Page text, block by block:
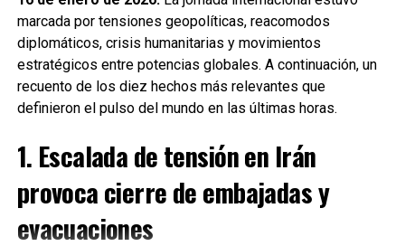
marcada por tensiones geopolíticas, reacomodos
diplomáticos, crisis humanitarias y movimientos
estratégicos entre potencias globales. A continuación, un
recuento de los diez hechos más relevantes que
definieron el pulso del mundo en las últimas horas.
1. Escalada de tensión en Irán
provoca cierre de embajadas y
evacuaciones